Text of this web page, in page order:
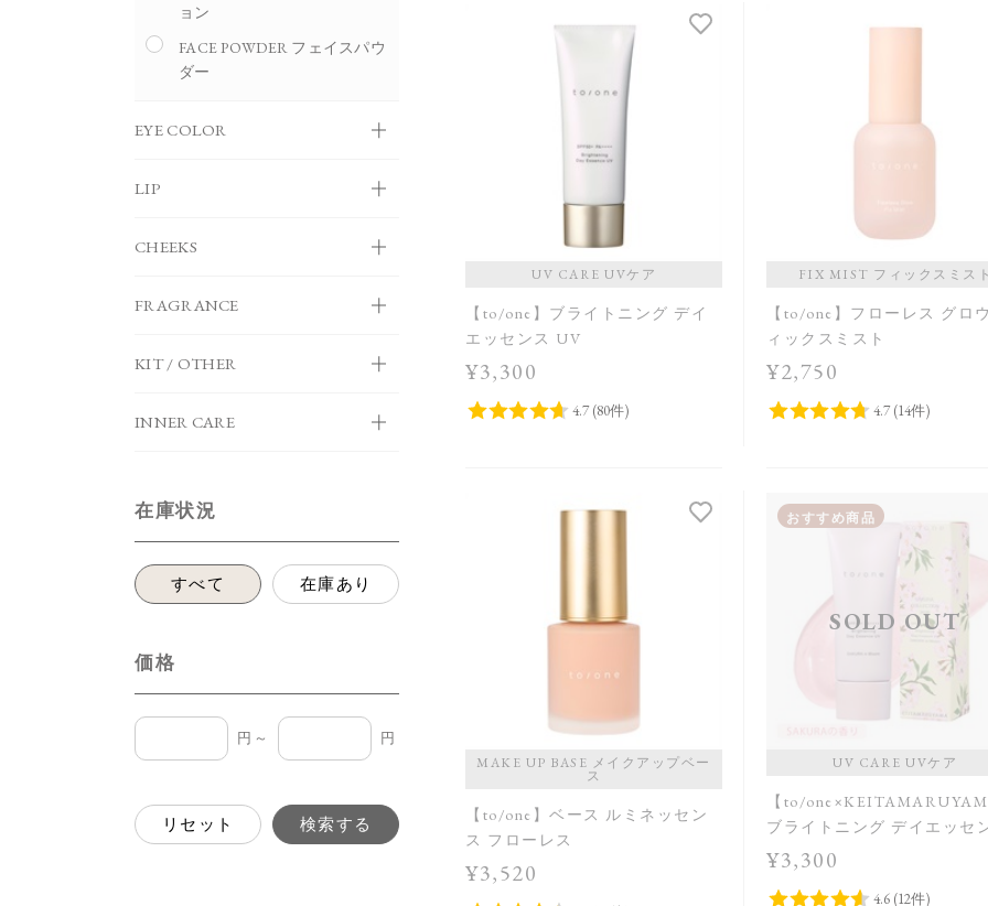
ョン
FACE POWDER フェイスパウ
ダー
EYE COLOR
LIP
CHEEKS
FRAGRANCE
KIT / OTHER
INNER CARE
在庫状況
すべて 在庫あり
価格
円～ 円
リセット 検索する
UV CARE UVケア
【to/one】ブライトニング デイ
エッセンス UV
¥3,300
FIX MIST フィックスミスト
【to/one】フローレス グロ
ィックスミスト
¥2,750
MAKE UP BASE メイクアップベー
ス
【to/one】ベース ルミネッセン
ス フローレス
¥3,520
SOLD OUT
おすすめ商品
UV CARE UVケア
【to/
ブライトニング デイエッセ
UV SAKURA in Bloom＜限
¥3,300